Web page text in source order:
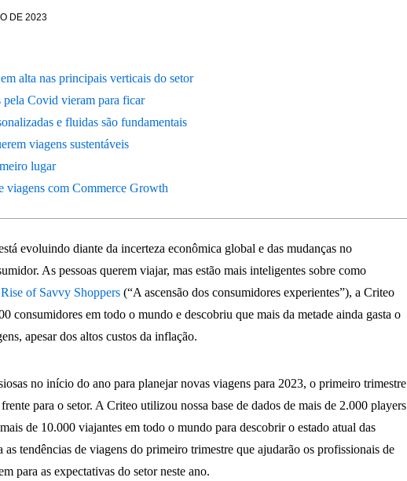
DE 2023
alta nas principais verticais do setor
pela Covid vieram para ficar
e fluidas são fundamentais
viagens sustentáveis
lugar
viagens com Commerce Growth
evoluindo diante da incerteza econômica global e das mudanças no
As pessoas querem viajar, mas estão mais inteligentes sobre como
of Savvy Shoppers (“A ascensão dos consumidores experientes”), a Criteo
consumidores em todo o mundo e descobriu que mais da metade ainda gasta o
apesar dos altos custos da inflação.
no início do ano para planejar novas viagens para 2023, o primeiro trimestre
para o setor. A Criteo utilizou nossa base de dados de mais de 2.000 players
de 10.000 viajantes em todo o mundo para descobrir o estado atual das
tendências de viagens do primeiro trimestre que ajudarão os profissionais de
para as expectativas do setor neste ano.